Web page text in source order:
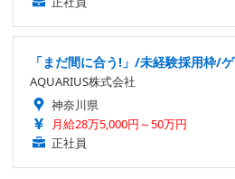
「まだ間に合う!」/未経験採用枠/
AQUARIUS株式会社
神奈川県
月給28万5,000円～50万円
正社員